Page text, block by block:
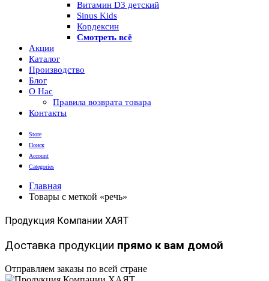
Витамин D3 детский
Sinus Kids
Кордексин
Смотреть всё
Акции
Каталог
Производство
Блог
О Нас
Правила возврата товара
Контакты
Store
Поиск
Account
Categories
Главная
Товары с меткой «речь»
Продукция Компании ХАЯТ
Доставка продукции прямо к вам домой
Отправляем заказы по всей стране